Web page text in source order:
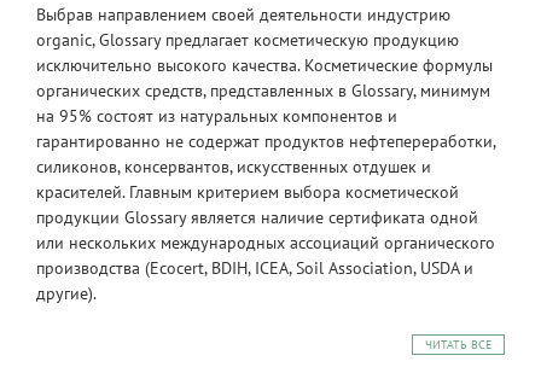
Выбрав направлением своей деятельности индустрию
organic, Glossary предлагает косметическую продукцию
исключительно высокого качества. Косметические формулы
органических средств, представленных в Glossary, минимум
на 95% состоят из натуральных компонентов и
гарантированно не содержат продуктов нефтепереработки,
силиконов, консервантов, искусственных отдушек и
красителей. Главным критерием выбора косметической
продукции Glossary является наличие сертификата одной
или нескольких международных ассоциаций органического
производства (Ecocert, BDIH, ICEA, Soil Association, USDA и
другие).
ЧИТАТЬ ВСЕ